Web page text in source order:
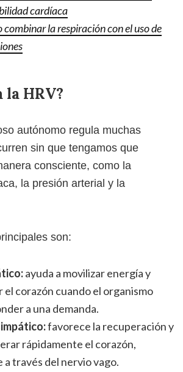
cardíaca
combinar la respiración con el uso de
la HRV?
autónomo regula muchas
sin que tengamos que
consciente, como la
la presión arterial y la
son:
ayuda a movilizar energía y
el corazón cuando el organismo
a una demanda.
favorece la recuperación y
rápidamente el corazón,
través del nervio vago.